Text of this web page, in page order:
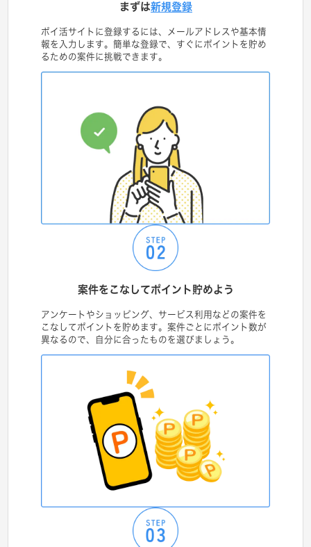
まずは新規登録
ポイ活サイトに登録するには、メールアドレスや基本情
報を入力します。簡単な登録で、すぐにポイントを貯め
るための案件に挑戦できます。
案件をこなしてポイント貯めよう
アンケートやショッピング、サービス利用などの案件を
こなしてポイントを貯めます。案件ごとにポイント数が
異なるので、自分に合ったものを選びましょう。